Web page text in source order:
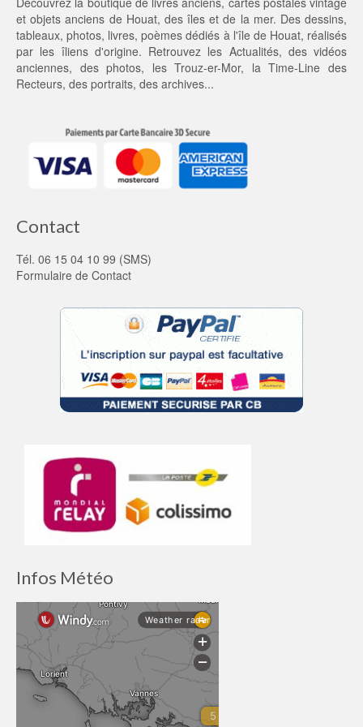
0,
0
0 €.
et objets anciens de Houat, des îles et de la mer. Des dessins,
tableaux, photos, livres, poèmes dédiés à l'île de Houat, réalisés
par les îliens d'origine. Retrouvez les Actualités, des vidéos
anciennes, desphotos, lesTrouz-er-Mor, laTime-Line des
Recteurs, des portraits, des archives...
Contact
Tél. 06 15 04 10 99 (SMS)
Formulaire de Contact
Infos Météo